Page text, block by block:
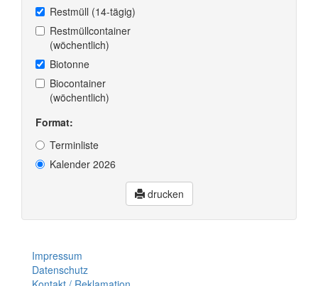
Restmüll (14-tägig)
Restmüllcontainer
(wöchentlich)
Biotonne
Biocontainer
(wöchentlich)
Format:
Terminliste
Kalender 2026
drucken
Impressum
Datenschutz